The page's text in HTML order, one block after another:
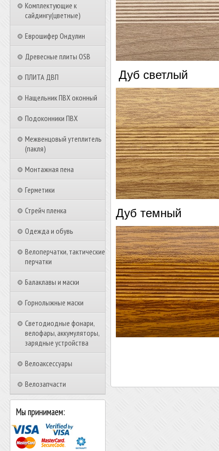
Комплектующие к
сайдингу(цветные)
Еврошифер Ондулин
Древесные плиты OSB
ПЛИТА ДВП
Нащельник ПВХ оконный
Подоконники ПВХ
Межвенцовый утеплитель
(пакля)
Монтажная пена
Герметики
Стрейч пленка
Одежда и обувь
Велоперчатки, тактические
перчатки
Балаклавы и маски
Горнолыжные маски
Светодиодные фонари,
велофары, аккумуляторы,
зарядные устройства
Велоаксессуары
Велозапчасти
Мы принимаем:
Дуб светлый
Дуб темный